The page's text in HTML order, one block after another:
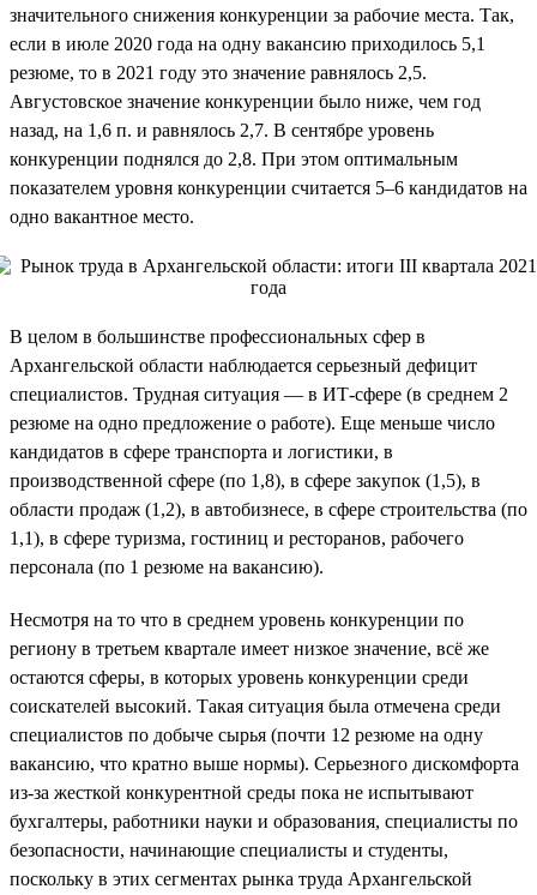
значительного снижения конкуренции за рабочие места. Так,
если в июле 2020 года на одну вакансию приходилось 5,1
резюме, то в 2021 году это значение равнялось 2,5.
Августовское значение конкуренции было ниже, чем год
назад, на 1,6 п. и равнялось 2,7. В сентябре уровень
конкуренции поднялся до 2,8. При этом оптимальным
показателем уровня конкуренции считается 5–6 кандидатов на
одно вакантное место.
В целом в большинстве профессиональных сфер в
Архангельской области наблюдается серьезный дефицит
специалистов. Трудная ситуация — в ИТ-сфере (в среднем 2
резюме на одно предложение о работе). Еще меньше число
кандидатов в сфере транспорта и логистики, в
производственной сфере (по 1,8), в сфере закупок (1,5), в
области продаж (1,2), в автобизнесе, в сфере строительства (по
1,1), в сфере туризма, гостиниц и ресторанов, рабочего
персонала (по 1 резюме на вакансию).
Несмотря на то что в среднем уровень конкуренции по
региону в третьем квартале имеет низкое значение, всё же
остаются сферы, в которых уровень конкуренции среди
соискателей высокий. Такая ситуация была отмечена среди
специалистов по добыче сырья (почти 12 резюме на одну
вакансию, что кратно выше нормы). Серьезного дискомфорта
из-за жесткой конкурентной среды пока не испытывают
бухгалтеры, работники науки и образования, специалисты по
безопасности, начинающие специалисты и студенты,
поскольку в этих сегментах рынка труда Архангельской